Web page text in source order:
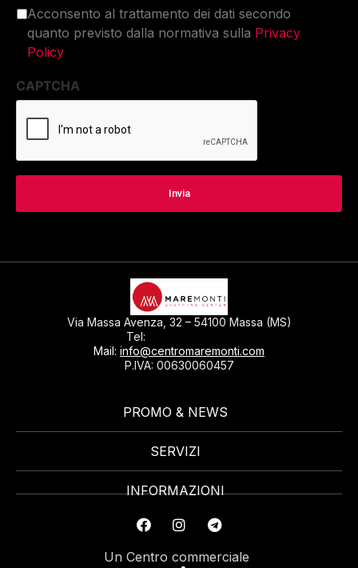
Acconsento al trattamento dei dati secondo
quanto previsto dalla normativa sulla Privacy
Policy
CAPTCHA
Via Massa Avenza, 32 – 54100 Massa (MS)
Tel:
Mail: info@centromaremonti.com
P.IVA: 00630060457
PROMO & NEWS
SERVIZI
INFORMAZIONI
Un Centro commerciale